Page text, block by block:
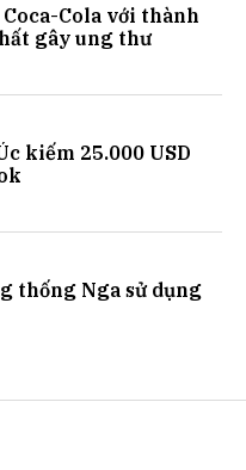
Cola với thành
gây ung thư
kiếm 25.000 USD
thống Nga sử dụng